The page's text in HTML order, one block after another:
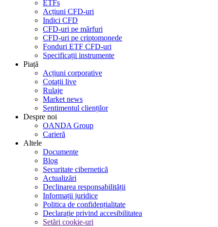
ETFs
Acțiuni CFD-uri
Indici CFD
CFD-uri pe mărfuri
CFD-uri pe criptomonede
Fonduri ETF CFD-uri
Specificații instrumente
Piață
Acțiuni corporative
Cotații live
Rulaje
Market news
Sentimentul clienților
Despre noi
OANDA Group
Carieră
Altele
Documente
Blog
Securitate cibernetică
Actualizări
Declinarea responsabilității
Informații juridice
Politica de confidențialitate
Declarație privind accesibilitatea
Setări cookie-uri